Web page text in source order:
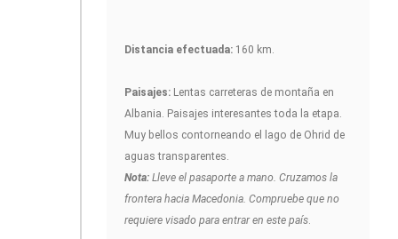
Distancia efectuada: 160 km.
Paisajes: Lentas carreteras de montaña en
Albania. Paisajes interesantes toda la etapa.
Muy bellos contorneando el lago de Ohrid de
aguas transparentes.
Nota: Lleve el pasaporte a mano. Cruzamos la
frontera hacia Macedonia. Compruebe que no
requiere visado para entrar en este país